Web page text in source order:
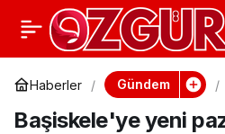
Haberler Gündem
Başiskele'ye yeni
Gastro İnegöl Burfaş
Kafe Hizmet Vermeye
Başladı